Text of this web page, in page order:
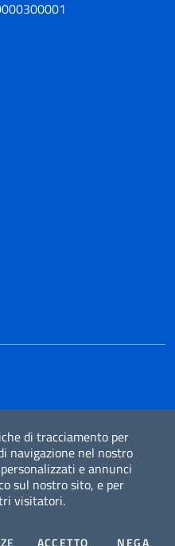
di tracciamento per
navigazione nel nostro
e annunci
sul nostro sito, e per
visitatori.
COOKIES
ACCETTO I COOKIES
NEGAI